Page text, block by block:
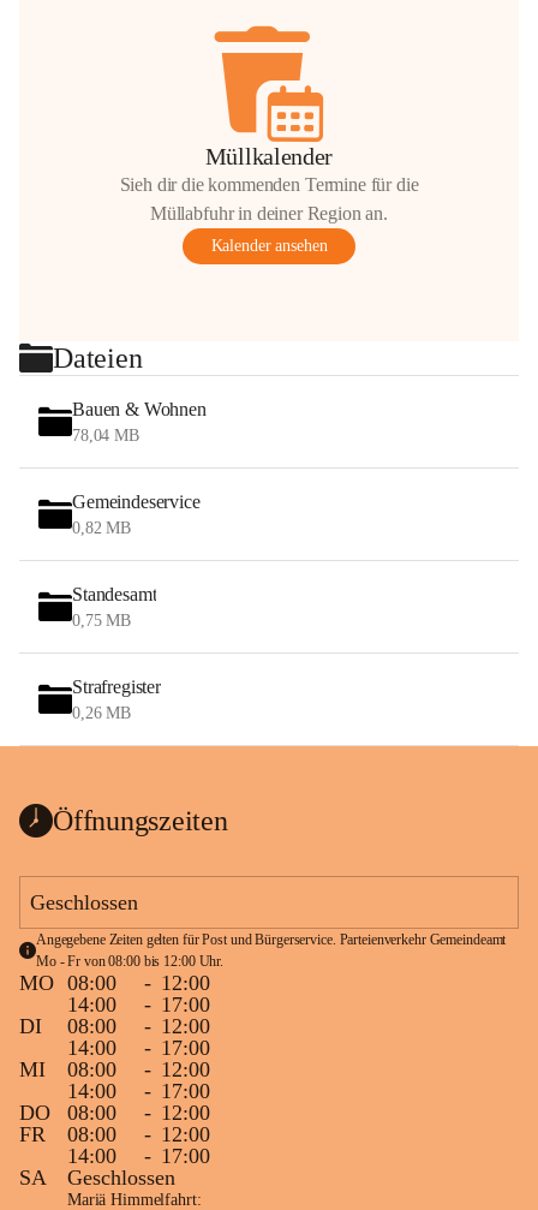
Müllkalender
Sieh dir die kommenden Termine für die
Müllabfuhr in deiner Region an.
Kalender ansehen
Dateien
Bauen & Wohnen
78,04 MB
Gemeindeservice
0,82 MB
Standesamt
0,75 MB
Strafregister
0,26 MB
Öffnungszeiten
Geschlossen
Angegebene Zeiten gelten für Post und Bürgerservice. Parteienverkehr Gemeindeamt
Mo - Fr von 08:00 bis 12:00 Uhr.
MO 08:00 - 12:00
14:00
- 17:00
DI
08:00 - 12:00
14:00
- 17:00
MI
08:00 - 12:00
14:00
- 17:00
DO
08:00 - 12:00
FR
08:00 - 12:00
14:00
- 17:00
SA
Geschlossen
Mariä Himmelfahrt: